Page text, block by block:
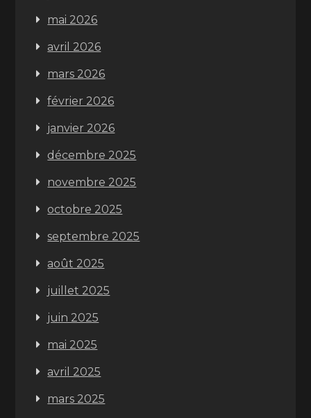
mai 2026
avril 2026
mars 2026
février 2026
janvier 2026
décembre 2025
novembre 2025
octobre 2025
septembre 2025
août 2025
juillet 2025
juin 2025
mai 2025
avril 2025
mars 2025